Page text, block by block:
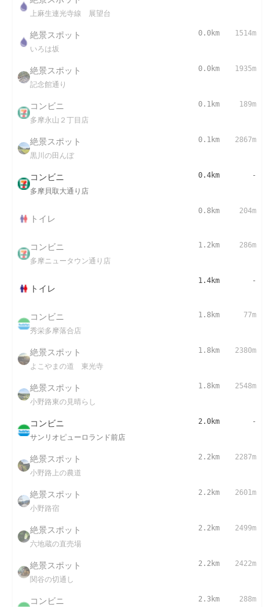
上麻生連光寺線 展望台
絶景スポット
いろは坂
0.0km 1514m
絶景スポット
記念館通り
0.0km 1935m
コンビニ
多摩永山２丁目店
0.1km 189m
絶景スポット
黒川の田んぼ
0.1km 2867m
コンビニ
多摩貝取大通り店
0.4km -
トイレ
0.8km 204m
コンビニ
多摩ニュータウン通り店
1.2km 286m
トイレ
1.4km -
コンビニ
秀栄多摩落合店
1.8km 77m
絶景スポット
よこやまの道 東光寺
1.8km 2380m
絶景スポット
小野路東の見晴らし
1.8km 2548m
コンビニ
サンリオピューロランド前店
2.0km -
絶景スポット
小野路上の農道
2.2km 2287m
絶景スポット
小野路宿
2.2km 2601m
絶景スポット
六地蔵の直売場
2.2km 2499m
絶景スポット
関谷の切通し
2.2km 2422m
コンビニ 2.3km 288m